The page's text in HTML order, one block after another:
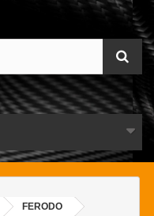
FERODO